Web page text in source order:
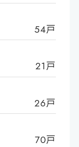
54戸
21戸
26戸
70戸